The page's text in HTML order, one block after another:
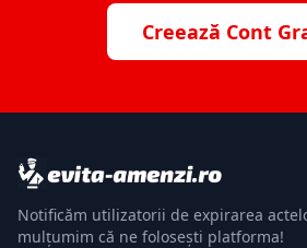
Creează Cont
Notificăm utilizatorii de expirarea
mulțumim că ne folosești platforma!